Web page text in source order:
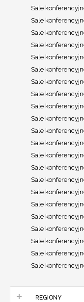
Sale
Sale
Sale
Sale
Sale
Sale
Sale
Sale
Sale
Sale
Sale
Sale
Sale
Sale
Sale
Sale
Sale
Sale
Sale
Sale
Sale
Sale
REGIONY